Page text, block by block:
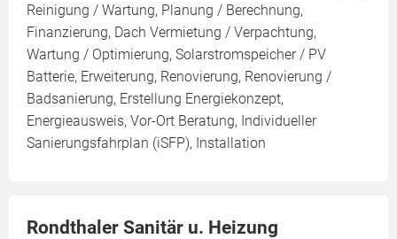
Reinigung / Wartung, Planung / Berechnung,
Finanzierung, Dach Vermietung / Verpachtung,
Wartung / Optimierung, Solarstromspeicher / PV
Batterie, Erweiterung, Renovierung, Renovierung /
Badsanierung, Erstellung Energiekonzept,
Energieausweis, Vor-Ort Beratung, Individueller
Sanierungsfahrplan (iSFP), Installation
Rondthaler Sanitär u. Heizung